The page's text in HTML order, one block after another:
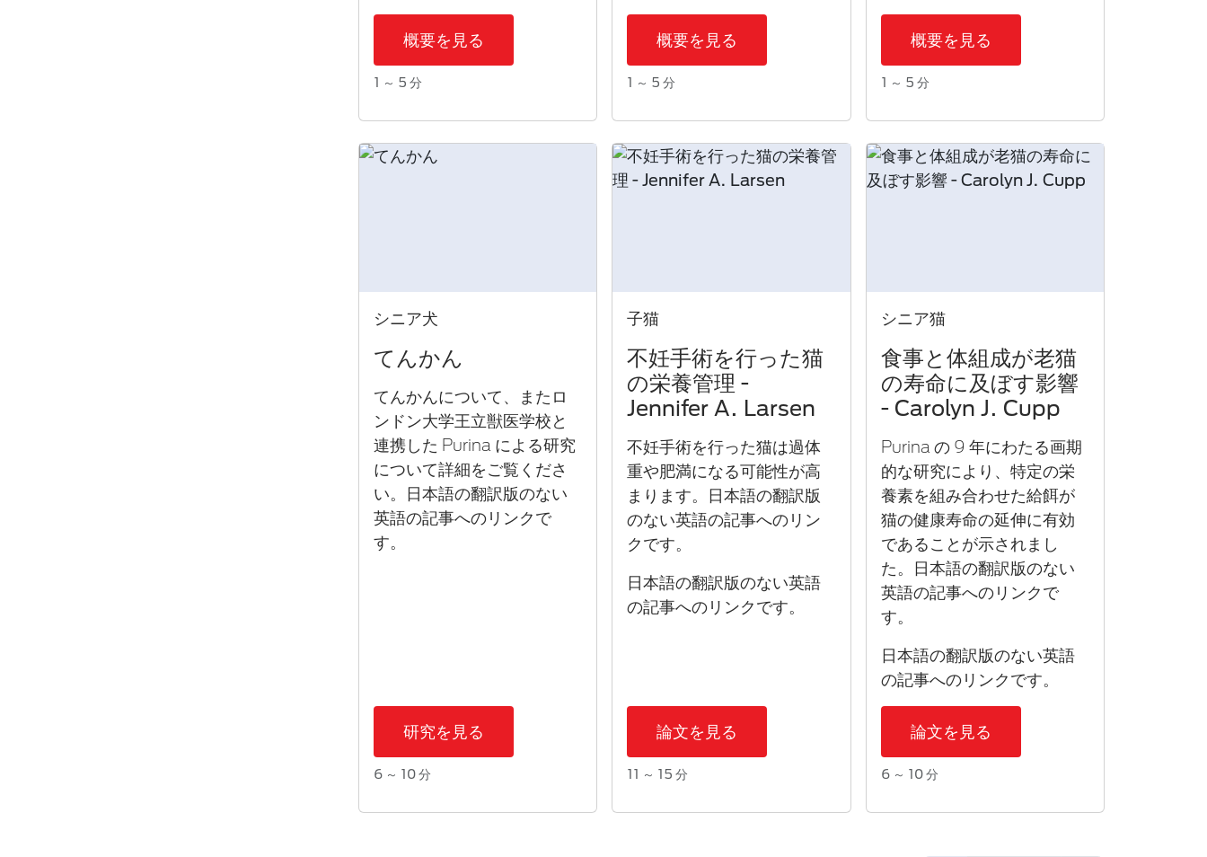
概要を見る
1 ～ 5 分
概要を見る
1 ～ 5 分
概要を見る
1 ～ 5 分
シニア犬
てんかん
てんかんについて、またロ
ンドン大学王立獣医学校と
連携した Purina による研究
について詳細をご覧くださ
い。日本語の翻訳版のない
英語の記事へのリンクで
す。
研究を見る
6 ～ 10 分
子猫
不妊手術を行った猫
の栄養管理 -
Jennifer A. Larsen
不妊手術を行った猫は過体
重や肥満になる可能性が高
まります。日本語の翻訳版
のない英語の記事へのリン
クです。
日本語の翻訳版のない英語
の記事へのリンクです。
論文を見る
11 ～ 15 分
シニア猫
食事​と体組成が老猫
の寿命に及ぼす影響
- Carolyn J. Cupp
Purina の 9 年にわたる画期
的な研究により、特定の栄
養素を組み合わせた給餌が
猫の健康寿命の延伸に有効
であることが示されまし
た。日本語の翻訳版のない
英語の記事へのリンクで
す。
日本語の翻訳版のない英語
の記事へのリンクです。
論文を見る
6 ～ 10 分